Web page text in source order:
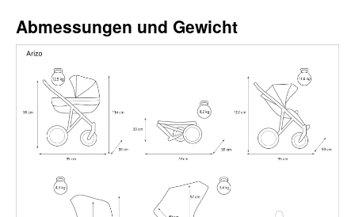
Abmessungen und Gewicht